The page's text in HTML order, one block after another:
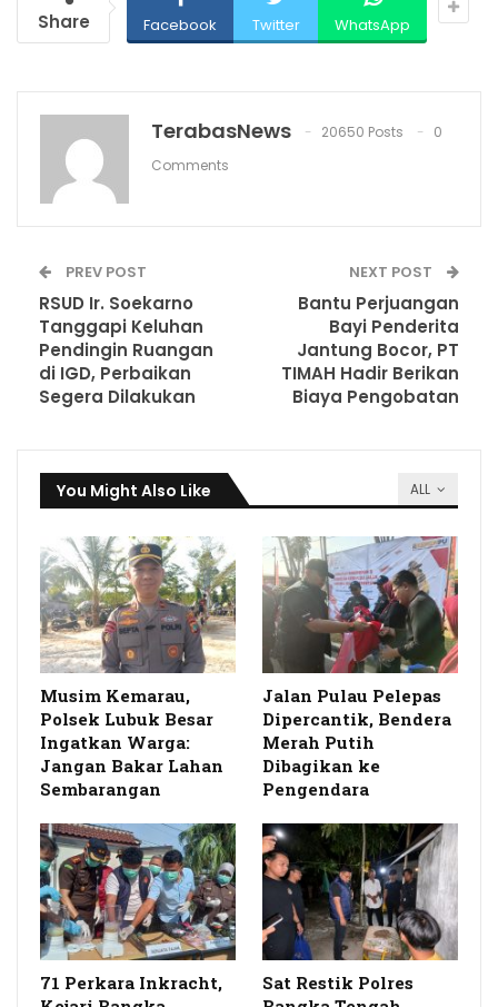
Share Facebook Twitter WhatsApp
TerabasNews 20650 Posts
0
Comments
PREV POST
RSUD Ir. Soekarno
Tanggapi Keluhan
Pendingin Ruangan
di IGD, Perbaikan
Segera Dilakukan
NEXT POST
Bantu Perjuangan
Bayi Penderita
Jantung Bocor, PT
TIMAH Hadir Berikan
Biaya Pengobatan
ALL
You Might Also Like
Musim Kemarau,
Polsek Lubuk Besar
Ingatkan Warga:
Jangan Bakar Lahan
Sembarangan
Jalan Pulau Pelepas
Dipercantik, Bendera
Merah Putih
Dibagikan ke
Pengendara
71 Perkara Inkracht,
Sat Restik Polres